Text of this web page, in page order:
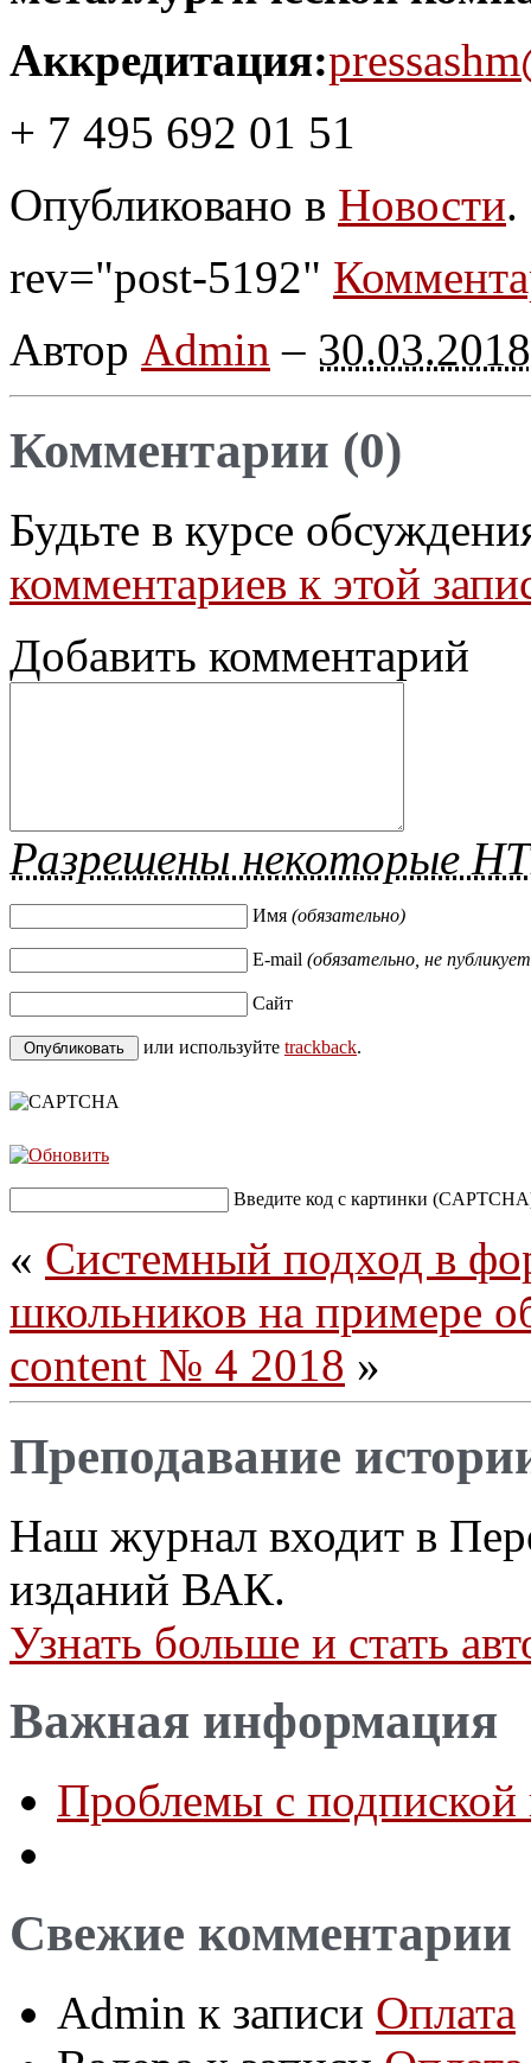
Аккредитация:
+ 7 495 692 01 51
Опубликовано в Новости.
rev="post-5192"
Автор Admin – 30.03.2018
Комментарии (0)
Будьте в курсе
комментариев к этой
Добавить комментарий
Разрешены некоторые
Имя (обязательно)
E-mail (обязательно, не
Сайт
или используйте trackback.
Введите код с картинки
« Системный подход в
школьников на примере
content № 4 2018 »
Преподавание
Наш журнал входит в
изданий ВАК.
Узнать больше и стать
Важная информация
Проблемы с
Свежие комментарии
Admin к записи Оплата